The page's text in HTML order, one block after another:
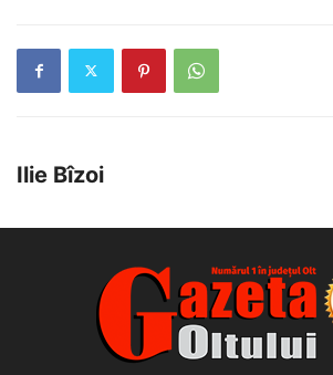
Ilie Bîzoi